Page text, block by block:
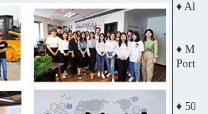
♦ Alle
♦
♦ 50%